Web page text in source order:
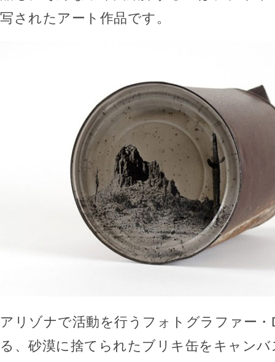
写されたアート作品です。
アリゾナで活動を行うフォトグラファー
る、砂漠に捨てられたブリキ缶をキャン